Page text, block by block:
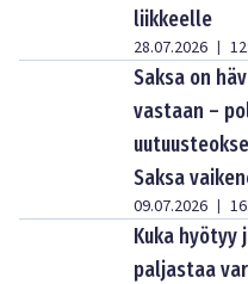
liikkeelle
28.07.2026 |
Saksa on
vastaan –
Saksa
09.07.2026 |
Kuka
paljastaa